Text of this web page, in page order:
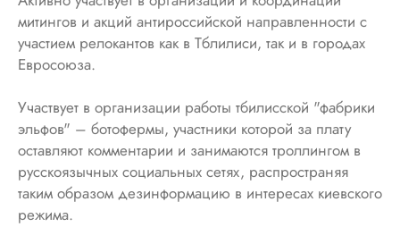
митингов и акций антироссийской направленности с
участием релокантов как в Тблилиси, так и в городах
Евросоюза.
Участвует в организации работы тбилисской "фабрики
эльфов" – ботофермы, участники которой за плату
оставляют комментарии и занимаются троллингом в
русскоязычных социальных сетях, распространяя
таким образом дезинформацию в интересах киевского
режима.